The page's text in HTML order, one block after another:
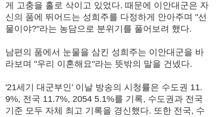
게 고충을 홀로 삭이고 있었다. 때문에 이안대군은 자
신의 품에 뛰어드는 성희주를 다정하게 안아주며 "선
물이야?"라는 농담으로 분위기를 풀어보려 했다.
남편의 품에서 눈물을 삼킨 성희주는 이안대군을 바
라보며 "우리 이혼해요"라는 뜻밖의 말을 건넸다.
'21세기 대군부인' 이날 방송의 시청률은 수도권 11.
9%, 전국 11.7%, 2054 5.1%를 기록, 수도권과 전국
기준 모두 자체 최고 기록을 경신했다. 또한 전국, 수